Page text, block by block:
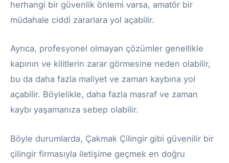
herhangi bir güvenlik önlemi varsa, amatör bir
müdahale ciddi zararlara yol açabilir.
Ayrıca, profesyonel olmayan çözümler genellikle
kapının ve kilitlerin zarar görmesine neden olabilir,
bu da daha fazla maliyet ve zaman kaybına yol
açabilir. Böylelikle, daha fazla masraf ve zaman
kaybı yaşamanıza sebep olabilir.
Böyle durumlarda, Çakmak Çilingir gibi güvenilir bir
çilingir firmasıyla iletişime geçmek en doğru